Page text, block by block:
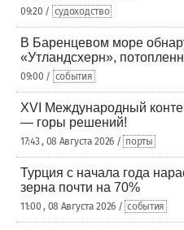
09:20 / судоходство
В Баренцевом море
«Утландсхерн»,
09:00 / события
XVI Международный
— горы решений!
17:43 , 08 Августа 2026 / порты
Турция с начала года
зерна почти на 70%
11:00 , 08 Августа 2026 / события